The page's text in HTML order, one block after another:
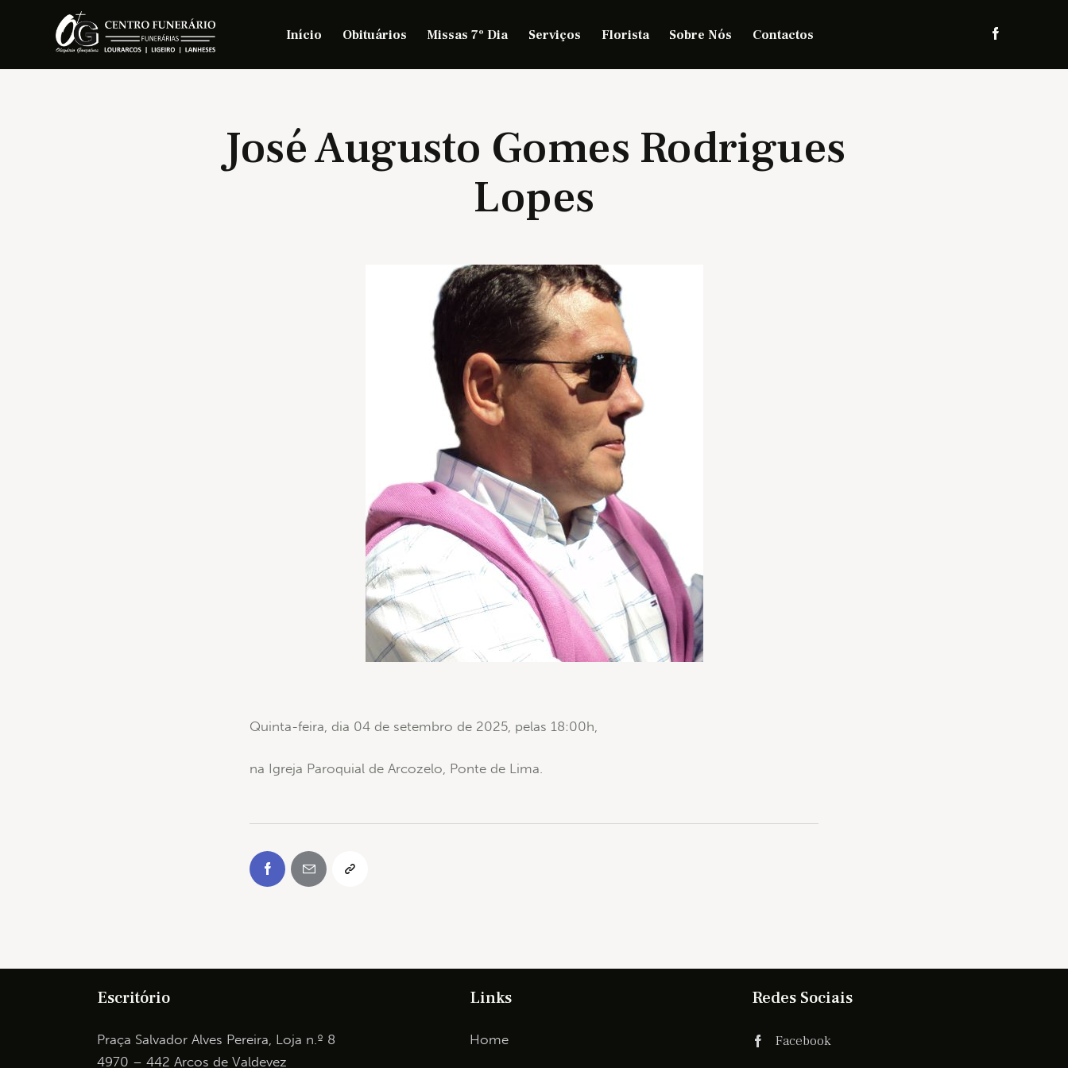
Início Obituários Missas 7º Dia Serviços Florista Sobre Nós Contactos
José Augusto Gomes Rodrigues
Lopes
Quinta-feira, dia 04 de setembro de 2025, pelas 18:00h,
na Igreja Paroquial de Arcozelo, Ponte de Lima.
Escritório
Praça Salvador Alves Pereira, Loja n.º 8
4970 – 442 Arcos de Valdevez
Links
Home
Redes Sociais
Facebook